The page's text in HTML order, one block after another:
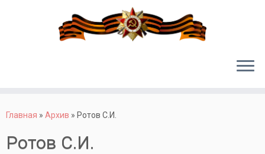
Главная » Архив » Ротов С.И.
Ротов С.И.